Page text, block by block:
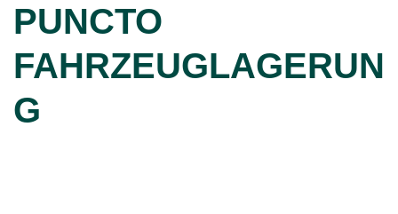
PUNCTO
FAHRZEUGLAGERUN
G